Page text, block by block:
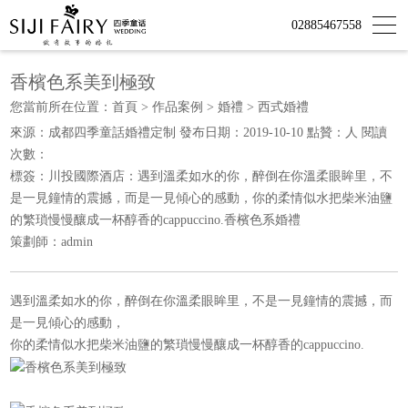
02885467558
香檳色系美到極致
您當前所在位置：首頁 >作品案例 >婚禮 > 西式婚禮
來源：成都四季童話婚禮定制 發布日期：2019-10-10 點贊： 人 閱讀
次數：
標簽：川投國際酒店：遇到溫柔如水的你，醉倒在你溫柔眼眸里，不
是一見鐘情的震撼，而是一見傾心的感動，你的柔情似水把柴米油鹽
的繁瑣慢慢釀成一杯醇香的cappuccino.香檳色系婚禮
策劃師：admin
遇到溫柔如水的你，醉倒在你溫柔眼眸里，不是一見鐘情的震撼，而
是一見傾心的感動，
你的柔情似水把柴米油鹽的繁瑣慢慢釀成一杯醇香的cappuccino.